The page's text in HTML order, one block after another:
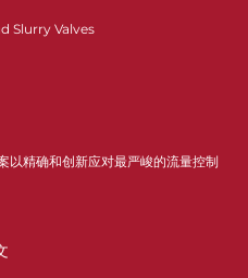
Slurry Valves
以精确和创新应对最严峻的流量控制